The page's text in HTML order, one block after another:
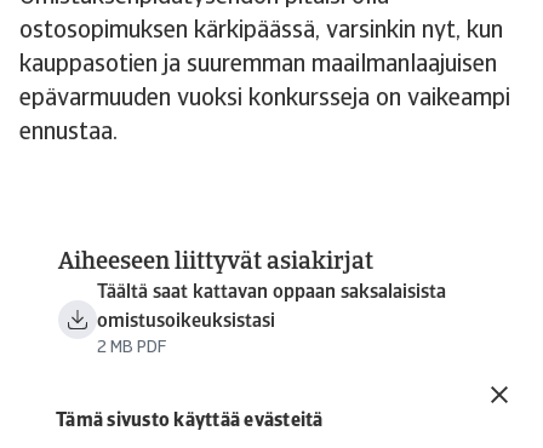
Tämä sivusto käyttää evästeitä
ostosopimuksen kärkipäässä, varsinkin nyt, kun
kauppasotien ja suuremman maailmanlaajuisen
epävarmuuden vuoksi konkursseja on vaikeampi
ennustaa.
Aiheeseen liittyvät asiakirjat
Täältä saat kattavan oppaan saksalaisista
omistusoikeuksistasi
2 MB PDF